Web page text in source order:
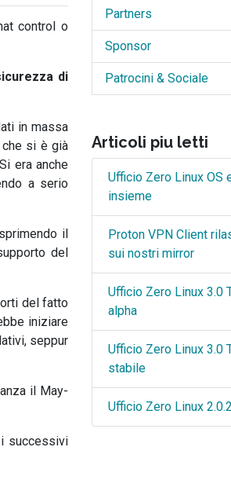
control o
di
in massa
che si è già
era anche
a serio
il
del
del fatto
iniziare
seppur
il May-
successivi
Partners
Sponsor
Patrocini & Sociale
Articoli piu letti
Ufficio Zero Linux OS
insieme
Proton VPN Client
sui nostri mirror
Ufficio Zero Linux 3.0
alpha
Ufficio Zero Linux 3.0
stabile
Ufficio Zero Linux